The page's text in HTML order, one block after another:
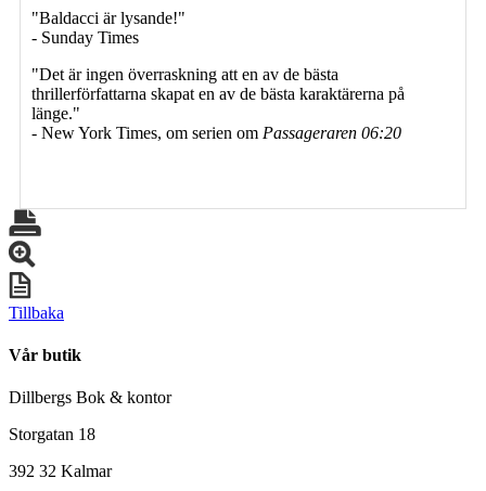
"Baldacci är lysande!"
- Sunday Times
"Det är ingen överraskning att en av de bästa
thrillerförfattarna skapat en av de bästa karaktärerna på
länge."
- New York Times, om serien om Passageraren 06:20
Tillbaka
Vår butik
Dillbergs Bok & kontor
Storgatan 18
392 32 Kalmar